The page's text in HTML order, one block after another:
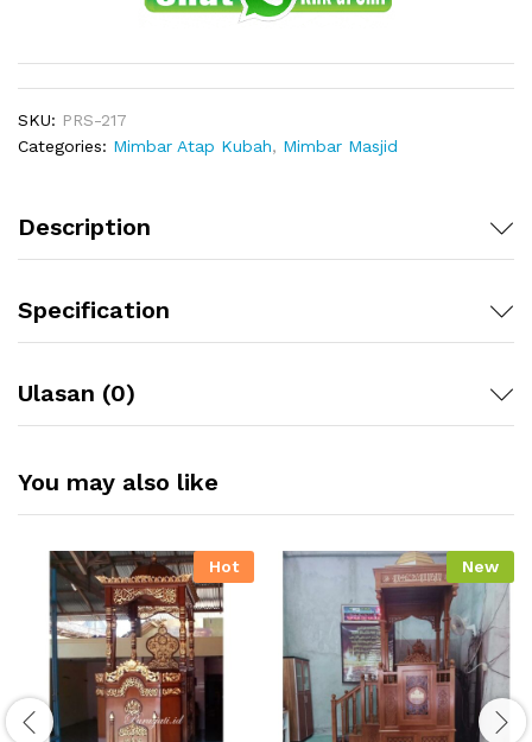
SKU: PRS-217
Categories: Mimbar Atap Kubah, Mimbar Masjid
Description
Specification
Ulasan (0)
You may also like
Hot New